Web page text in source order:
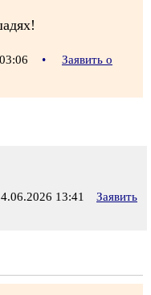
•
Заявить о
13:41
Заявить